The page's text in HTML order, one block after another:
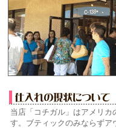
当店「コチガル」はアメリ
す。ブティックのみならず